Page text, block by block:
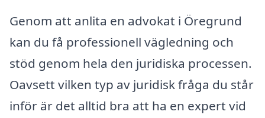
Genom att anlita en advokat i Öregrund
kan du få professionell vägledning och
stöd genom hela den juridiska processen.
Oavsett vilken typ av juridisk fråga du står
inför är det alltid bra att ha en expert vid